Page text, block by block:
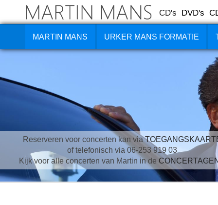
CD's DVD's
MARTIN MANS URKER MANS FORMATIE
Reserveren voor concerten kan via
of telefonisch via 06-253 919 03
Kijk voor alle concerten van Martin in de